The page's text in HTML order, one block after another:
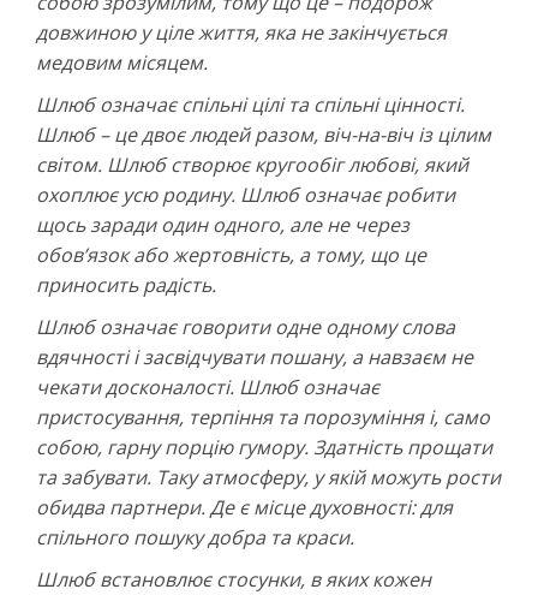
довжиною у ціле життя, яка не закінчується
медовим місяцем.
Шлюб означає спільні цілі та спільні цінності.
Шлюб – це двоє людей разом, віч-на-віч із цілим
світом. Шлюб створює кругообіг любові, який
охоплює усю родину. Шлюб означає робити
щось заради один одного, але не через
обов’язок або жертовність, а тому, що це
приносить радість.
Шлюб означає говорити одне одномуслова
вдячності і засвідчувати пошану, а навзаєм не
чекати досконалості. Шлюб означає
пристосування, терпіння та порозуміння і, само
собою, гарну порцію гумору. Здатність прощати
та забувати. Таку атмосферу, у якій можуть рости
обидва партнери. Де є місце духовності: для
спільного пошуку добра та краси.
Шлюб встановлює стосунки, в яких кожен